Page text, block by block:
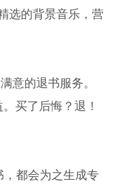
选的背景音乐，营
意的退书服务。
买了后悔？退！
都会为之生成专